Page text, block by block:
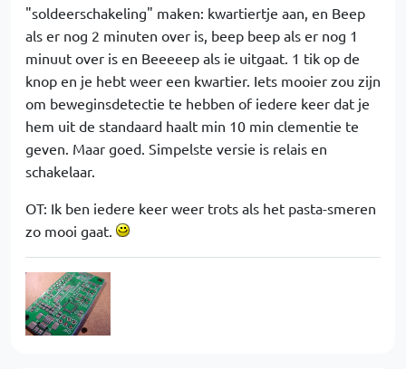
"soldeerschakeling" maken: kwartiertje aan, en Beep
als er nog 2 minuten over is, beep beep als er nog 1
minuut over is en Beeeeep als ie uitgaat. 1 tik op de
knop en je hebt weer een kwartier. Iets mooier zou zijn
om beweginsdetectie te hebben of iedere keer dat je
hem uit de standaard haalt min 10 min clementie te
geven. Maar goed. Simpelste versie is relais en
schakelaar.
OT: Ik ben iedere keer weer trots als het pasta-smeren
zo mooi gaat.